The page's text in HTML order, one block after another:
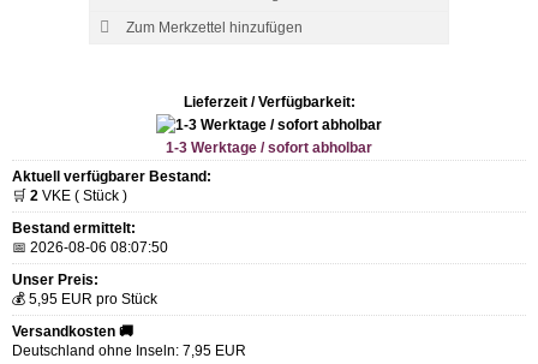
Lieferzeit / Verfügbarkeit:
1-3 Werktage / sofort abholbar
Aktuell verfügbarer Bestand:
🛒 2 VKE ( Stück )
Bestand ermittelt:
📅 2026-08-06 08:07:50
Unser Preis:
💰 5,95 EUR pro Stück
Versandkosten 🚚
Deutschland ohne Inseln: 7,95 EUR